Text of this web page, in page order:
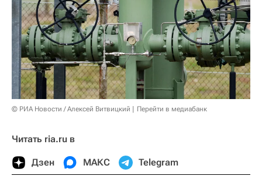
© РИА Новости / Алексей Витвицкий Перейти в медиабанк
Читать ria.ru в
Дзен МАКС Telegram